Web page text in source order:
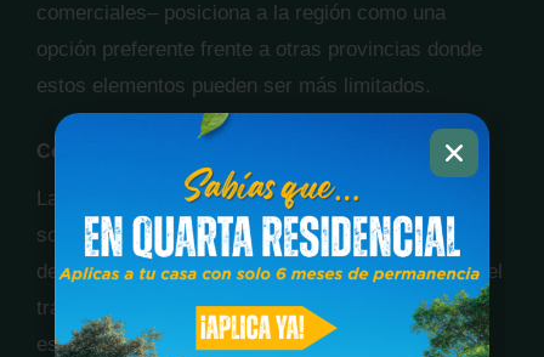
comerciales– posiciona a la región como una
opción preferente frente a otras provincias donde
estos elementos pueden ser más limitados.
Conectividad y Accesibilidad
La infraestructura de transporte y la conectividad
son cruciales para el día a día. Aunque la Ciudad
de Panamá ofrece una conectividad excepcional, el
tráfico y la vida urbana pueden resultar
estresantes. En contraste,comprar casa en